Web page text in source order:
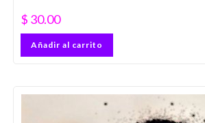
$ 30.00
Añadir al carrito